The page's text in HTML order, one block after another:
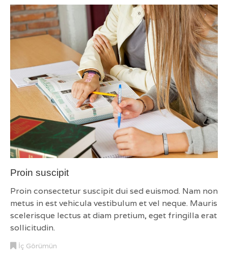
Proin suscipit
Proin consectetur suscipit dui sed euismod. Nam non
metus in est vehicula vestibulum et vel neque. Mauris
scelerisque lectus at diam pretium, eget fringilla erat
sollicitudin.
İç Görümün